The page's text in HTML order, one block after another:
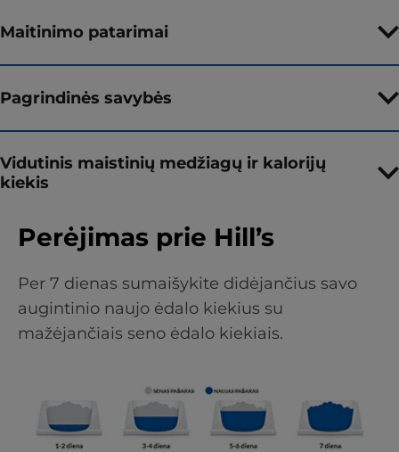
Maitinimo patarimai
Pagrindinės savybės
Vidutinis maistinių medžiagų ir kalorijų
kiekis
Perėjimas prie Hill’s
Per 7 dienas sumaišykite didėjančius savo
augintinio naujo ėdalo kiekius su
mažėjančiais seno ėdalo kiekiais.